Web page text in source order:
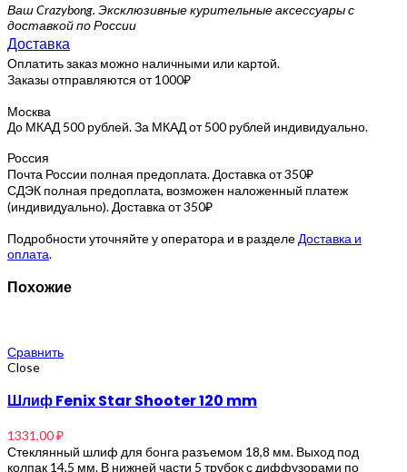
Ваш Crazybong. Эксклюзивные курительные аксессуары с
доставкой по России
Доставка
Оплатить заказ можно наличными или картой.
Заказы отправляются от 1000₽
Москва
До МКАД 500 рублей. За МКАД от 500 рублей индивидуально.
Россия
Почта России полная предоплата. Доставка от 350₽
СДЭК полная предоплата, возможен наложенный платеж
(индивидуально). Доставка от 350₽
Подробности уточняйте у оператора и в разделе Доставка и
оплата.
Похожие
Сравнить
Close
Шлиф Fenix Star Shooter 120 mm
1331,00₽
Стеклянный шлиф для бонга разъемом 18,8 мм. Выход под
колпак 14,5 мм. В нижней части 5 трубок с диффузорами по